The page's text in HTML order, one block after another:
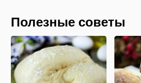
Полезные советы